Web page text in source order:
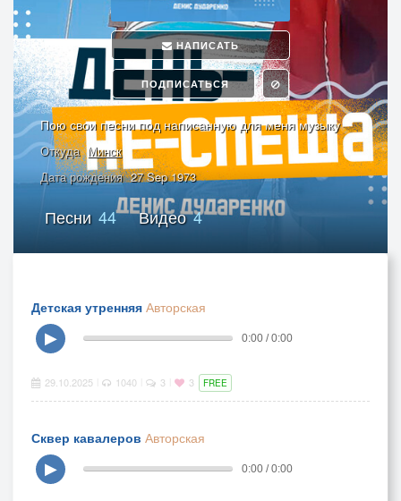
НАПИСАТЬ
ПОДПИСАТЬСЯ
Пою свои песни под написанную для меня музыку
Откуда Минск
Дата рождения 27 Sep 1973
Песни 44 Видео4
Детская утренняя Авторская
▶
0:00 / 0:00
29.10.2025 1040 3 3 FREE
Сквер кавалеров Авторская
▶
0:00 / 0:00